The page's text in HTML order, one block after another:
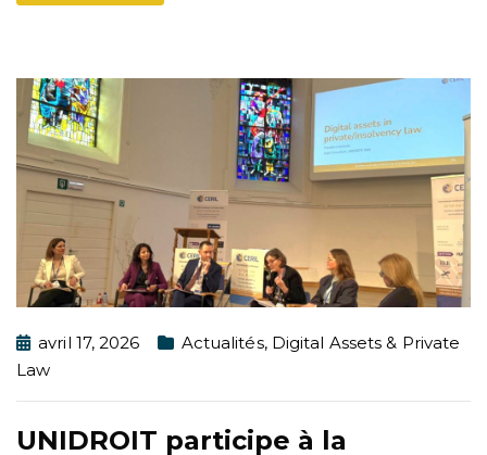
avril 17, 2026 Actualités, Digital Assets & Private
Law
UNIDROIT participe à la